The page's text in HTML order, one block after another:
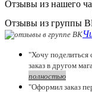
Отзывы из нашего
Отзывы из группы
"Хочу поделиться
заказ в другом
полностью
"Оформил заказ